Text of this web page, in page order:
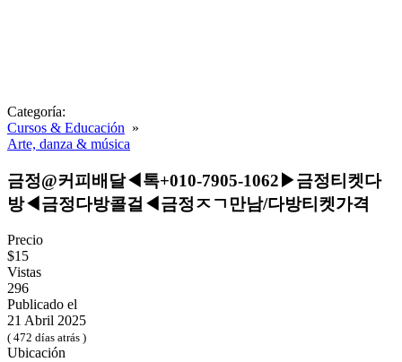
Categoría:
Cursos & Educación »
Arte, danza & música
금정@커피배달◀톡+010-7905-1062▶금정티켓다
방◀금정다방콜걸◀금정ㅈㄱ만남/다방티켓가격
Precio
$15
Vistas
296
Publicado el
21 Abril 2025
( 472 días atrás )
Ubicación